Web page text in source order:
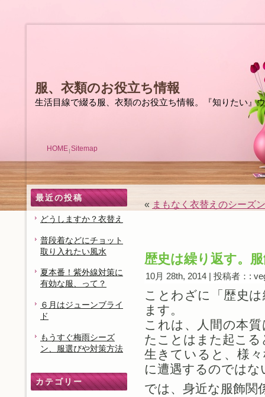
服、衣類のお役立ち情報
生活目線で綴る服、衣類のお役立ち情報。『知りたい』
HOME Sitemap
最近の投稿
どうしますか？衣替え
普段着などにチョット
取り入れたい風水
夏本番！紫外線対策に
有効な服、って？
６月はジューンブライ
ド
もうすぐ梅雨シーズ
ン、服選びや対策方法
カテゴリー
« まもなく衣替えのシーズ
歴史は繰り返す。
10月 28th, 2014 | 投稿者：:
ことわざに「歴史
ます。
これは、人間の本
たことはまた起こる
生きていると、様
に遭遇するのでは
では、身近な服飾関